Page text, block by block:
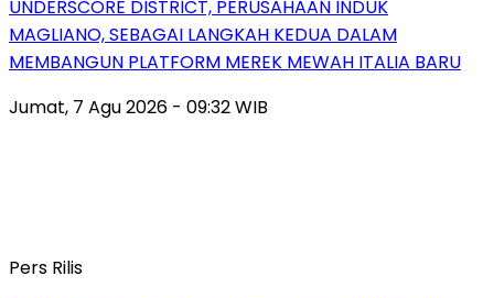
UNDERSCORE DISTRICT, PERUSAHAAN INDUK
MAGLIANO, SEBAGAI LANGKAH KEDUA DALAM
MEMBANGUN PLATFORM MEREK MEWAH ITALIA BARU
Jumat, 7 Agu 2026 - 09:32 WIB
Pers Rilis